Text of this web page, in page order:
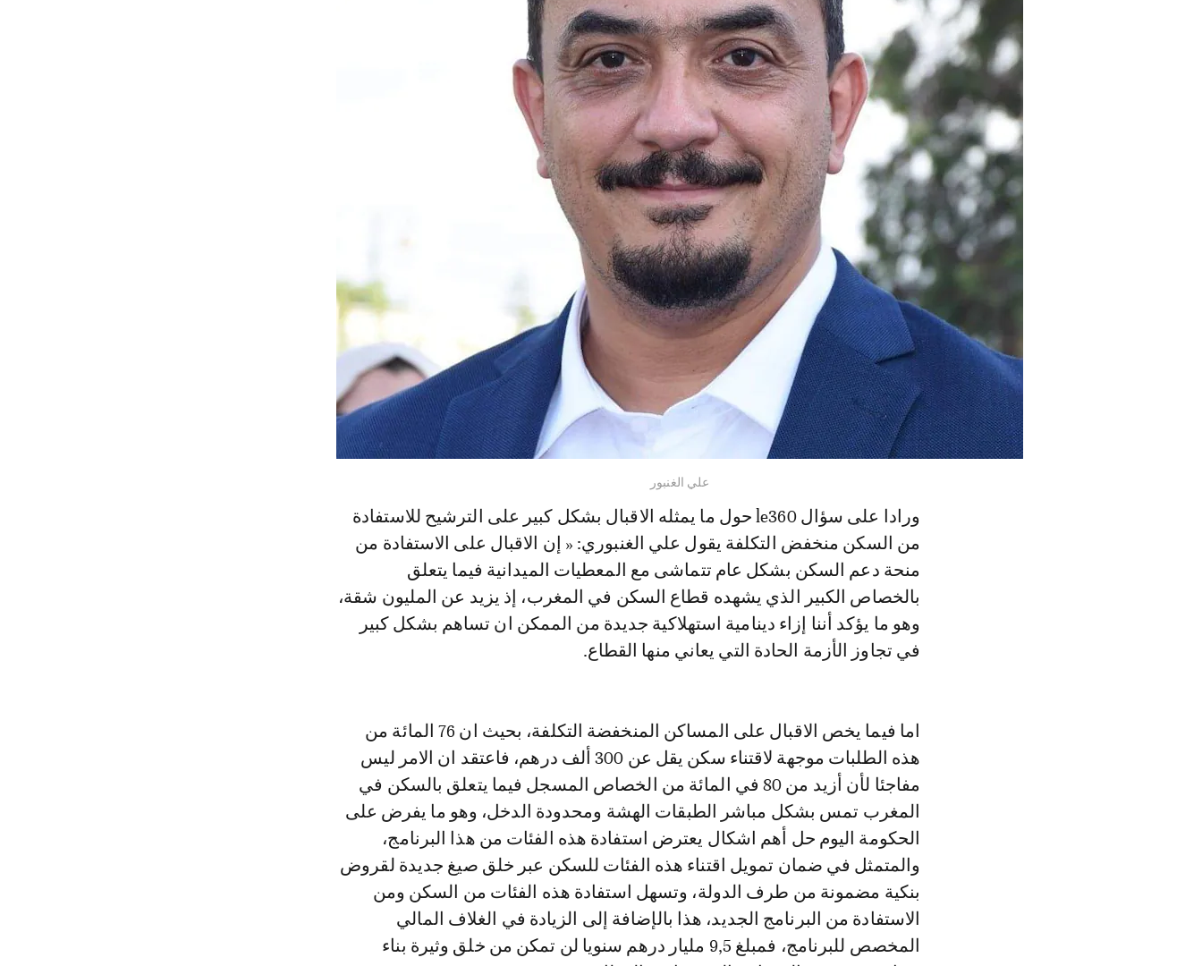
علي الغنبور
ورادا على سؤال le360 حول ما يمثله الاقبال بشكل كبير على الترشيح للاستفادة
من السكن منخفض التكلفة يقول علي الغنبوري: « إن الاقبال على الاستفادة من
منحة دعم السكن بشكل عام تتماشى مع المعطيات الميدانية فيما يتعلق
بالخصاص الكبير الذي يشهده قطاع السكن في المغرب، إذ يزيد عن المليون شقة،
وهو ما يؤكد أننا إزاء دينامية استهلاكية جديدة من الممكن ان تساهم بشكل كبير
في تجاوز الأزمة الحادة التي يعاني منها القطاع.
اما فيما يخص الاقبال على المساكن المنخفضة التكلفة، بحيث ان 76 المائة من
هذه الطلبات موجهة لاقتناء سكن يقل عن 300 ألف درهم، فاعتقد ان الامر ليس
مفاجئا لأن أزيد من 80 في المائة من الخصاص المسجل فيما يتعلق بالسكن في
المغرب تمس بشكل مباشر الطبقات الهشة ومحدودة الدخل، وهو ما يفرض على
الحكومة اليوم حل أهم اشكال يعترض استفادة هذه الفئات من هذا البرنامج،
والمتمثل في ضمان تمويل اقتناء هذه الفئات للسكن عبر خلق صيغ جديدة لقروض
بنكية مضمونة من طرف الدولة، وتسهل استفادة هذه الفئات من السكن ومن
الاستفادة من البرنامج الجديد، هذا بالإضافة إلى الزيادة في الغلاف المالي
المخصص للبرنامج، فمبلغ 9,5 مليار درهم سنويا لن تمكن من خلق وثيرة بناء